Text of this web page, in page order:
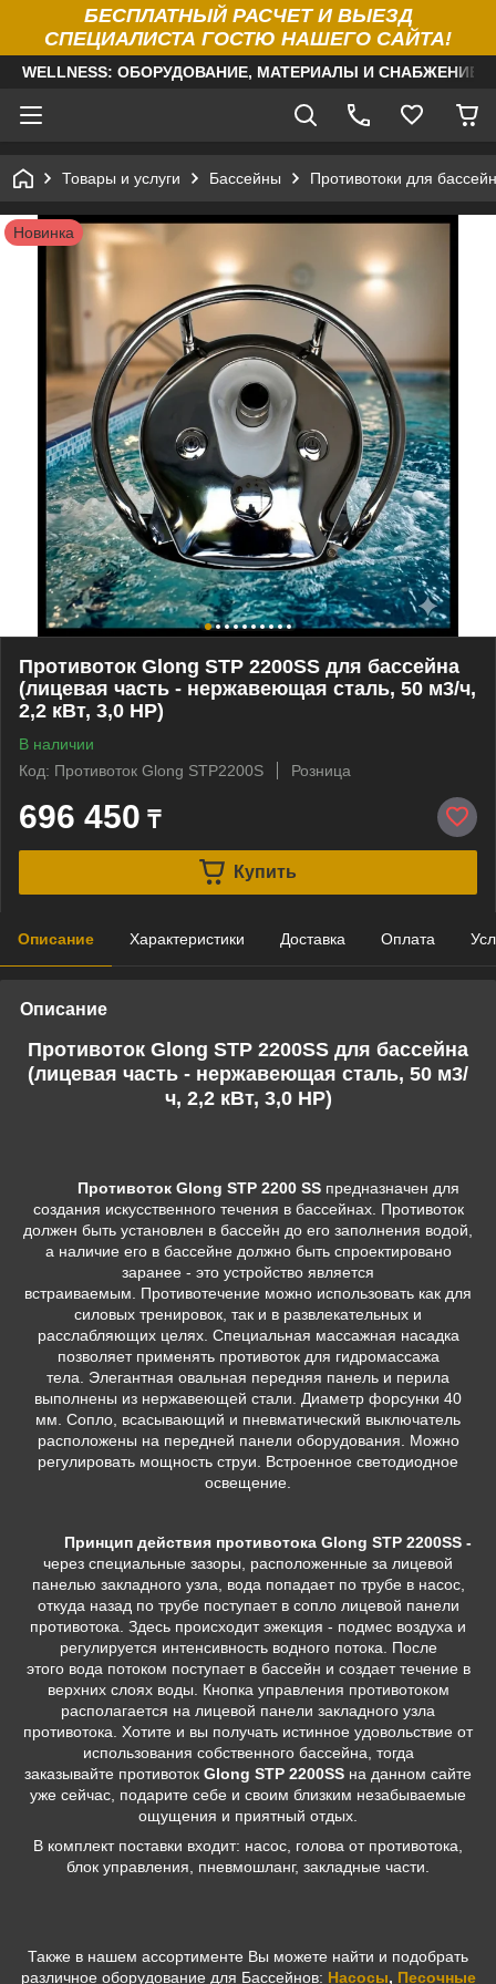
БЕСПЛАТНЫЙ РАСЧЕТ И ВЫЕЗД
СПЕЦИАЛИСТА ГОСТЮ НАШЕГО САЙТА!
WELLNESS: ОБОРУДОВАНИЕ, МАТЕРИАЛЫ И
Товары и услуги Бассейны Противотоки для
Новинка
Противоток Glong STP 2200SS для бассейна
(лицевая часть - нержавеющая сталь, 50 м3/ч,
2,2 кВт, 3,0 HP)
В наличии
Код: Противоток Glong STP2200S
Розница
696 450 ₸
Купить
Описание Характеристики Доставка Оплата
Описание
Противоток Glong STP 2200SS для бассейна
(лицевая часть - нержавеющая сталь, 50 м3/
ч, 2,2 кВт, 3,0 HP)
Противоток Glong STP 2200 SS предназначен для
создания искусственного течения в бассейнах. Противоток
должен быть установлен в бассейн до его заполнения водой,
а наличие его в бассейне должно быть спроектировано
заранее - это устройство является
встраиваемым. Противотечение можно использовать как для
силовых тренировок, так и в развлекательных и
расслабляющих целях. Специальная массажная насадка
позволяет применять противоток для гидромассажа
тела. Элегантная овальная передняя панель и перила
выполнены из нержавеющей стали. Диаметр форсунки 40
мм. Сопло, всасывающий и пневматический выключатель
расположены на передней панели оборудования. Можно
регулировать мощность струи. Встроенное светодиодное
освещение.
Принцип действия противотока Glong STP 2200SS -
через специальные зазоры, расположенные за лицевой
панелью закладного узла, вода попадает по трубе в насос,
откуда назад по трубе поступает в сопло лицевой панели
противотока. Здесь происходит эжекция - подмес воздуха и
регулируется интенсивность водного потока. После
этого вода потоком поступает в бассейн и создает течение в
верхних слоях воды. Кнопка управления противотоком
располагается на лицевой панели закладного узла
противотока. Хотите и вы получать истинное удовольствие от
использования собственного бассейна, тогда
заказывайте противоток Glong STP 2200SS на данном сайте
уже сейчас, подарите себе и своим близким незабываемые
ощущения и приятный отдых.
В комплект поставки входит: насос, голова от противотока,
блок управления, пневмошланг, закладные части.
Также в нашем ассортименте Вы можете найти и подобрать
различное оборудование для Бассейнов: Насосы, Песочные